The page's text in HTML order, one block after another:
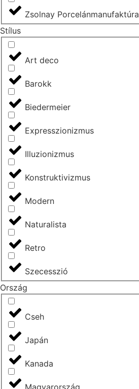
Zsolnay Porcelánmanufaktúra
Stílus
Art deco
Barokk
Biedermeier
Expresszionizmus
Illuzionizmus
Konstruktivizmus
Modern
Naturalista
Retro
Szecesszió
Ország
Cseh
Japán
Kanada